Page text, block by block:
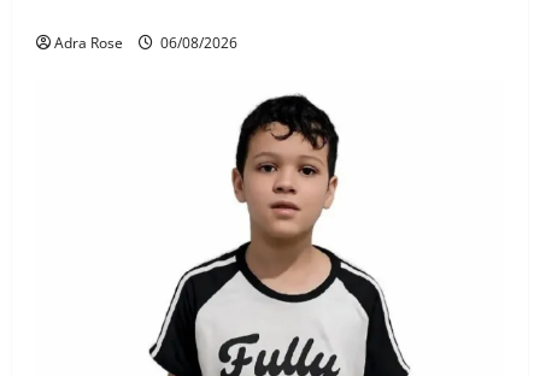
Adra Rose 06/08/2026